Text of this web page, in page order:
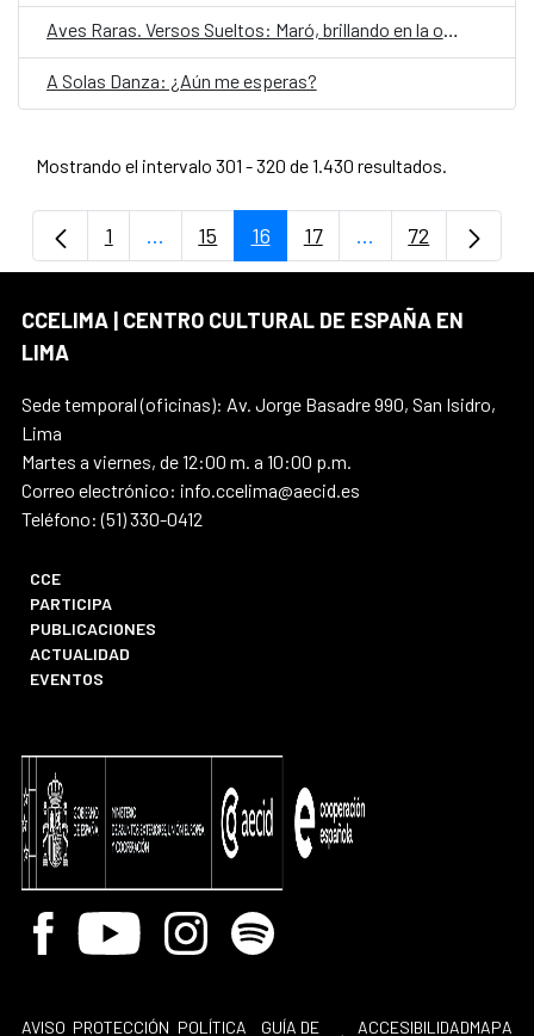
Aves Raras. Versos Sueltos: Maró, brillando en la oscuridad
A Solas Danza: ¿Aún me esperas?
Mostrando el intervalo 301 - 320 de 1.430 resultados.
Página
1 ...Páginas intermedias Use TAB para
Página
15 Página
16 Página
17 ...PáginasPágina
72
CCELIMA | CENTRO CULTURAL DE ESPAÑA EN
LIMA
Sede temporal (oficinas): Av. Jorge Basadre 990, San Isidro,
Lima
Martes a viernes, de 12:00 m. a 10:00 p.m.
Correo electrónico: info.ccelima@aecid.es
Teléfono: (51) 330-0412
CCE
PARTICIPA
PUBLICACIONES
ACTUALIDAD
EVENTOS
Facebook
Youtube InstagramSpotify
AVISO PROTECCIÓN POLÍTICA
GUÍA DE
ACCESIBILIDADMAPA